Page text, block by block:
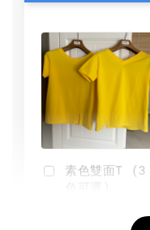
素色雙面T (3